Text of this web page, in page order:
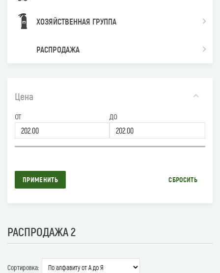
РАСПРОДАЖА 2
Сортировка:
ХОЗЯЙСТВЕННАЯ ГРУППА
РАСПРОДАЖА
Цена
от до
ПРИМЕНИТЬ СБРОСИТЬ